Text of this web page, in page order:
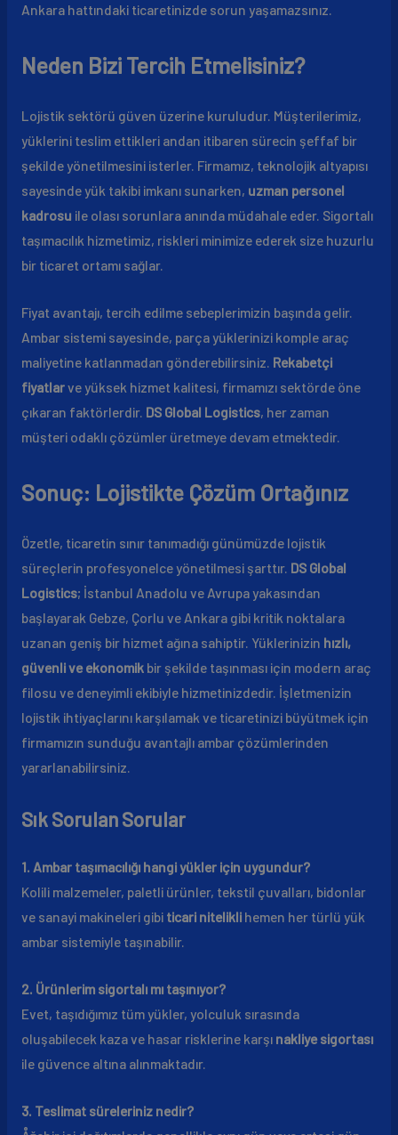
Ankara hattındaki ticaretinizde sorun yaşamazsınız.
Neden Bizi Tercih Etmelisiniz?
Lojistik sektörü güven üzerine kuruludur. Müşterilerimiz,
yüklerini teslim ettikleri andan itibaren sürecin şeffaf bir
şekilde yönetilmesini isterler. Firmamız, teknolojik altyapısı
sayesinde yük takibi imkanı sunarken, uzman personel
kadrosu ile olası sorunlara anında müdahale eder. Sigortalı
taşımacılık hizmetimiz, riskleri minimize ederek size huzurlu
bir ticaret ortamı sağlar.
Fiyat avantajı, tercih edilme sebeplerimizin başında gelir.
Ambar sistemi sayesinde, parça yüklerinizi komple araç
maliyetine katlanmadan gönderebilirsiniz. Rekabetçi
fiyatlarve yüksek hizmet kalitesi, firmamızı sektörde öne
çıkaran faktörlerdir. DS Global Logistics, her zaman
müşteri odaklı çözümler üretmeye devam etmektedir.
Sonuç: Lojistikte Çözüm Ortağınız
Özetle, ticaretin sınır tanımadığı günümüzde lojistik
süreçlerin profesyonelce yönetilmesi şarttır. DS Global
Logistics; İstanbul Anadolu ve Avrupa yakasından
başlayarak Gebze, Çorlu ve Ankara gibi kritik noktalara
uzanan geniş bir hizmet ağına sahiptir. Yüklerinizin hızlı,
güvenli ve ekonomikbir şekilde taşınması için modern araç
filosu ve deneyimli ekibiyle hizmetinizdedir. İşletmenizin
lojistik ihtiyaçlarını karşılamak ve ticaretinizi büyütmek için
firmamızın sunduğu avantajlı ambar çözümlerinden
yararlanabilirsiniz.
Sık Sorulan Sorular
1. Ambar taşımacılığı hangi yükler için uygundur?
Kolili malzemeler, paletli ürünler, tekstil çuvalları, bidonlar
ve sanayi makineleri gibi ticari niteliklihemen her türlü yük
ambar sistemiyle taşınabilir.
2. Ürünlerim sigortalı mı taşınıyor?
Evet, taşıdığımız tüm yükler, yolculuk sırasında
oluşabilecek kaza ve hasar risklerine karşı nakliye sigortası
ile güvence altına alınmaktadır.
3. Teslimat süreleriniz nedir?